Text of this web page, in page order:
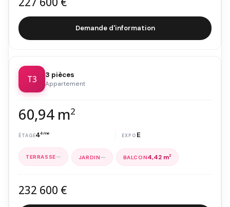
Demande d'information
T3 3 pièces
Appartement
60,94 m2
4ème E
— — 4,42 m2
232 600 €